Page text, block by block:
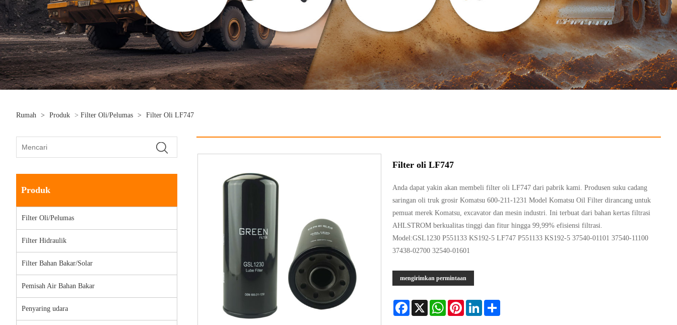
Rumah > Produk > Filter Oli/Pelumas > Filter Oli LF747
Produk
Filter Oli/Pelumas
Filter Hidraulik
Filter Bahan Bakar/Solar
Pemisah Air Bahan Bakar
Penyaring udara
Filter oli LF747
Anda dapat yakin akan membeli filter oli LF747 dari pabrik kami. Produsen suku cadang
saringan oli truk grosir Komatsu 600-211-1231 Model Komatsu Oil Filter dirancang untuk
pemuat merek Komatsu, excavator dan mesin industri. Ini terbuat dari bahan kertas filtrasi
AHLSTROM berkualitas tinggi dan fitur hingga 99,99% efisiensi filtrasi.
Model:GSL1230 P551133 KS192-5 LF747 P551133 KS192-5 37540-01101 37540-11100
37438-02700 32540-01601
mengirimkan permintaan
Facebook
X WhatsAppPinterestLinkedIn